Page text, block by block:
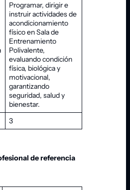
Programar, dirigir e
instruir actividades de
acondicionamiento
físico en Sala de
Entrenamiento
Polivalente,
evaluando condición
física, biológica y
motivacional,
garantizando
seguridad, salud y
bienestar.
3
de referencia